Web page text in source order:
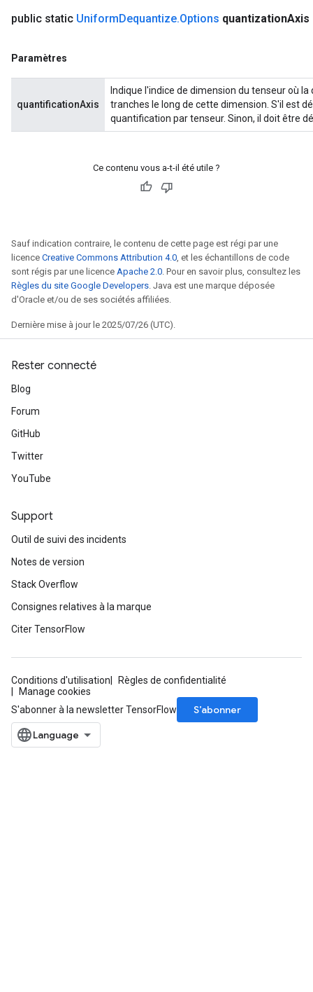
public static UniformDequantize.Options quantizationAxis
Paramètres
quantificationAxis
Indique l'indice de dimension du tenseur où
tranches le long de cette dimension. S'il est
quantification par tenseur. Sinon, il doit être
Ce contenu vous a-t-il été utile ?
Sauf indication contraire, le contenu de cette page est régi par une
licence Creative Commons Attribution 4.0 , et les échantillons de code
sont régis par une licence Apache 2.0 . Pour en savoir plus, consultez les
Règles du site Google Developers . Java est une marque déposée
d'Oracle et/ou de ses sociétés affiliées.
Dernière mise à jour le 2025/07/26 (UTC).
Rester connecté
Blog
Forum
GitHub
Twitter
YouTube
Support
Outil de suivi des incidents
Notes de version
Stack Overflow
Consignes relatives à la marque
Citer TensorFlow
Conditions d'utilisation
Règles de confidentialité
Manage cookies
S'abonner à la newsletter TensorFlow
S’abonner